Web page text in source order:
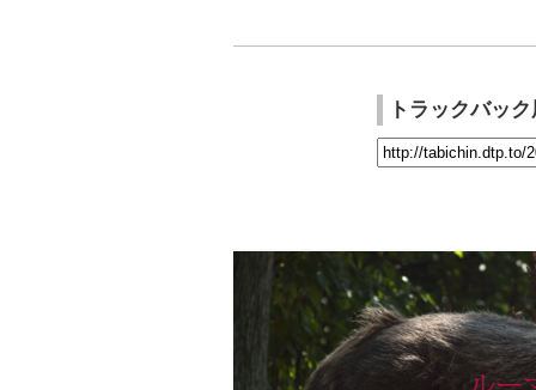
トラックバッ